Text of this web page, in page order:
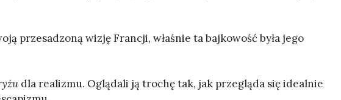
przesadzoną wizję Francji, właśnie ta bajkowość była jego
dla realizmu. Oglądali ją trochę tak, jak przegląda się idealnie